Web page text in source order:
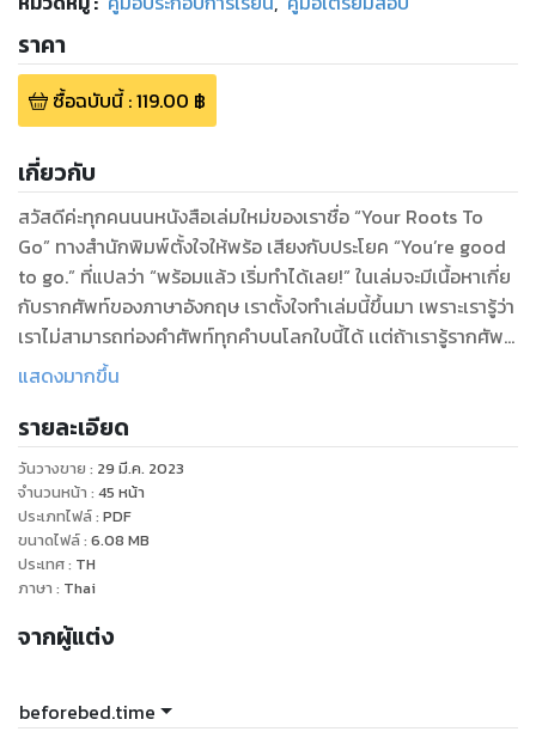
ราคา
ซื้อฉบับนี้:119.00 ฿
เกี่ยวกับ
สวัสดีค่ะทุกคนนนหนังสือเล่มใหม่ของเราชื่อ “Your Roots To
Go” ทางสำนักพิมพ์ตั้งใจให้พร้อ เสียงกับประโยค “You’re good
to go.” ที่แปลว่า “พร้อมแล้ว เริ่มทำได้เลย!” ในเล่มจะมีเนื้อหาเกี่ย
กับรากศัพท์ของภาษาอังกฤษ เราตั้งใจทำเล่มนี้ขึ้นมา เพราะเรารู้ว่า
เราไม่สามารถท่องคำศัพท์ทุกคำบนโลกใบนี้ได้ เเต่ถ้าเรารู้รากศัพท์
เราจะเดาคำศัพท์อย่างมีพื้นฐาน มีที่มาที่ไป และเเม่นยำขึ้นค่ะ หวัง
ขอบคุณสำหรับทุกการสั่งซื้อนะคะ
It means so much to us.
IG: beforebed.time
แสดงมากขึ้น
รายละเอียด
วันวางขาย : 29 มี.ค. 2023
จำนวนหน้า : 45 หน้า
ประเภทไฟล์: PDF
ขนาดไฟล์: 6.08 MB
ประเทศ: TH
ภาษา : Thai
จากผู้แต่ง
beforebed.time